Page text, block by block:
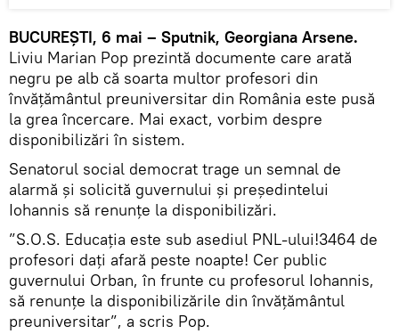
BUCUREȘTI, 6 mai – Sputnik, Georgiana Arsene.
Liviu Marian Pop prezintă documente care arată
negru pe alb că soarta multor profesori din
învățământul preuniversitar din România este pusă
la grea încercare. Mai exact, vorbim despre
disponibilizări în sistem.
Senatorul social democrat trage un semnal de
alarmă și solicită guvernului și președintelui
Iohannis să renunțe la disponibilizări.
”S.O.S. Educația este sub asediul PNL-ului!3464 de
profesori dați afară peste noapte! Cer public
guvernului Orban, în frunte cu profesorul Iohannis,
să renunțe la disponibilizările din învățământul
preuniversitar”, a scris Pop.